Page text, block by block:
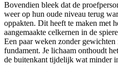
Bovendien bleek dat de
weer op hun oude niveau terug
oppakten. Dit heeft te maken met
aangemaakte celkernen in de
Een paar weken zonder
fundament. Je lichaam onthoudt
de buitenkant tijdelijk wat minder